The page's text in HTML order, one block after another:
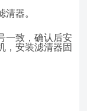
器。
一致，确认后安
，安装滤清器固